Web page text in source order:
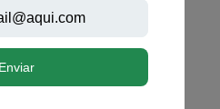
Ok